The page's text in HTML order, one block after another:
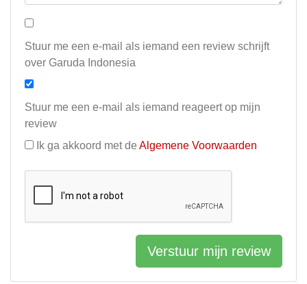
Stuur me een e-mail als iemand een review schrijft
over Garuda Indonesia
Stuur me een e-mail als iemand reageert op mijn
review
Ik ga akkoord met de Algemene Voorwaarden
Verstuur mijn review